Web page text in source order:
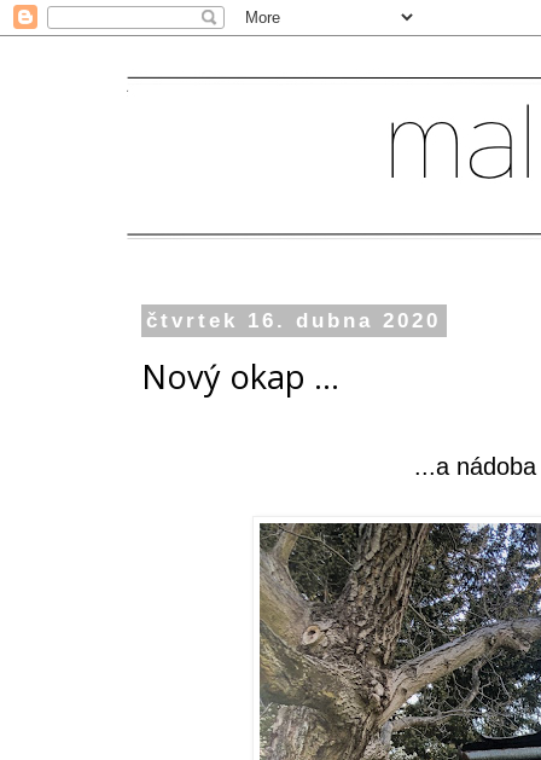
čtvrtek 16. dubna 2020
Nový okap ...
...a